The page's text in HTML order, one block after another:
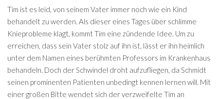
Tim ist es leid, von seinem Vater immer noch wie ein Kind
behandelt zu werden. Als dieser eines Tages über schlimme
Knieprobleme klagt, kommt Tim eine zündende Idee. Um zu
erreichen, dass sein Vater stolz auf ihn ist, lässt er ihn heimlich
unter dem Namen eines berühmten Professors im Krankenhaus
behandeln. Doch der Schwindel droht aufzufliegen, da Schmidt
seinen prominenten Patienten unbedingt kennen lernen will. Mit
einer großen Bitte wendet sich der verzweifelte Tim an